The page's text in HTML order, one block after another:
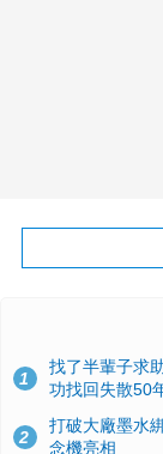
1
找了半輩子求
功找回失散50
2
打破大廠墨水
念機亮相